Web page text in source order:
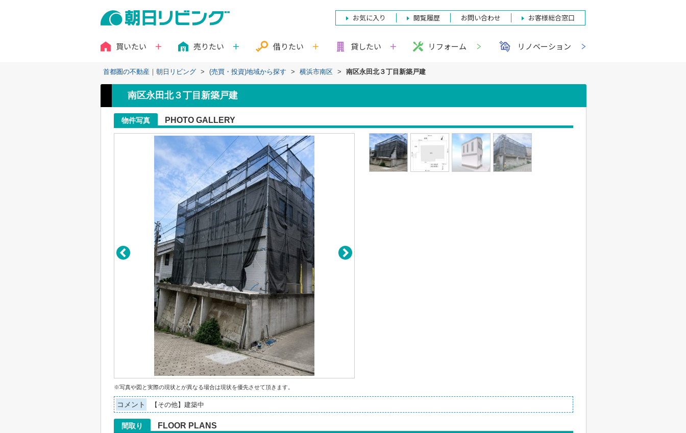
お気に入り 閲覧履歴 お問い合わせ お客様総合窓口
買いたい 売りたい 借りたい 貸したい リフォーム リノベーション
首都圏の不動産｜朝日リビング > (売買・投資)地域から探す > 横浜市南区 > 南区永田北３丁目新築戸建
南区永田北３丁目新築戸建
物件写真 PHOTO GALLERY
※写真や図と実際の現状とが異なる場合は現状を優先させて頂きます。
コメント 【その他】建築中
間取り FLOOR PLANS